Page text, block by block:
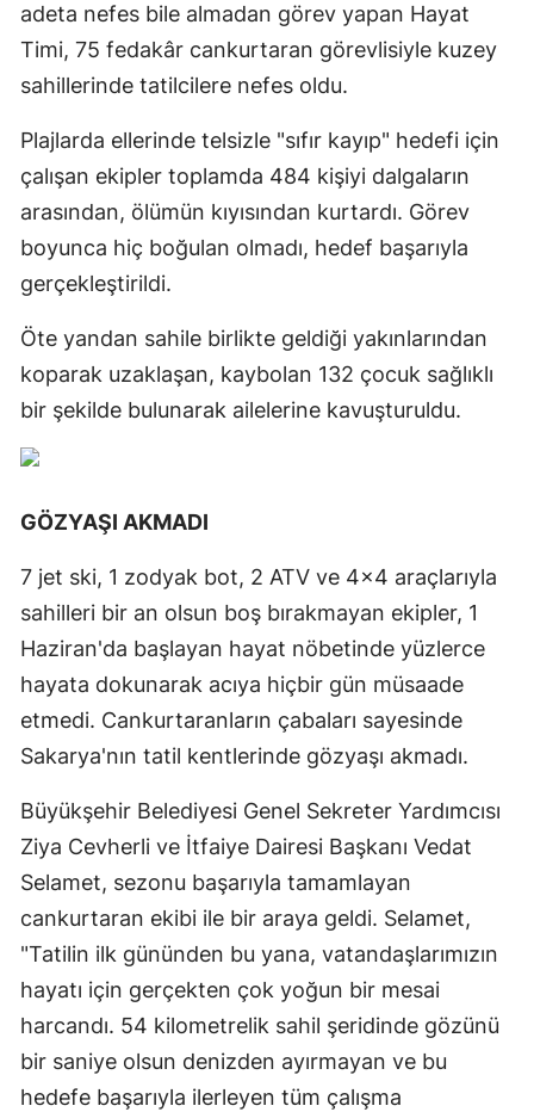
adeta nefes bile almadan görev yapan Hayat
Timi, 75 fedakâr cankurtaran görevlisiyle kuzey
sahillerinde tatilcilere nefes oldu.
Plajlarda ellerinde telsizle "sıfır kayıp" hedefi için
çalışan ekipler toplamda 484 kişiyi dalgaların
arasından, ölümün kıyısından kurtardı. Görev
boyunca hiç boğulan olmadı, hedef başarıyla
gerçekleştirildi.
Öte yandan sahile birlikte geldiği yakınlarından
koparak uzaklaşan, kaybolan 132 çocuk sağlıklı
bir şekilde bulunarak ailelerine kavuşturuldu.
GÖZYAŞI AKMADI
7 jet ski, 1 zodyak bot, 2 ATV ve 4x4 araçlarıyla
sahilleri bir an olsun boş bırakmayan ekipler, 1
Haziran'da başlayan hayat nöbetinde yüzlerce
hayata dokunarak acıya hiçbir gün müsaade
etmedi. Cankurtaranların çabaları sayesinde
Sakarya'nın tatil kentlerinde gözyaşı akmadı.
Büyükşehir Belediyesi Genel Sekreter Yardımcısı
Ziya Cevherli ve İtfaiye Dairesi Başkanı Vedat
Selamet, sezonu başarıyla tamamlayan
cankurtaran ekibi ile bir araya geldi. Selamet,
"Tatilin ilk gününden bu yana, vatandaşlarımızın
hayatı için gerçekten çok yoğun bir mesai
harcandı. 54 kilometrelik sahil şeridinde gözünü
bir saniye olsun denizden ayırmayan ve bu
hedefe başarıyla ilerleyen tüm çalışma